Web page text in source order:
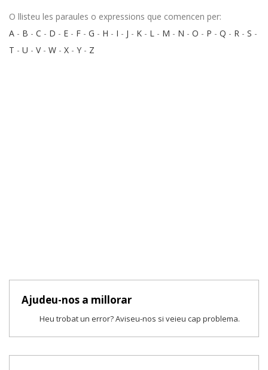
O llisteu les paraules o expressions que comencen per:
A - B - C - D - E - F - G - H - I - J - K - L - M - N - O - P - Q - R - S -
T - U - V- W - X - Y - Z
Ajudeu-nos a millorar
Heu trobat un error? Aviseu-nos si veieu cap problema.